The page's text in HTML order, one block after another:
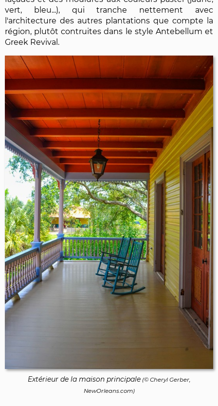
vert, bleu...), qui tranche nettement avec
l'architecture des autres plantations que compte la
région, plutôt contruites dans le style Antebellum et
Greek Revival.
Extérieur de la maison principale (© Cheryl Gerber,
NewOrleans.com)